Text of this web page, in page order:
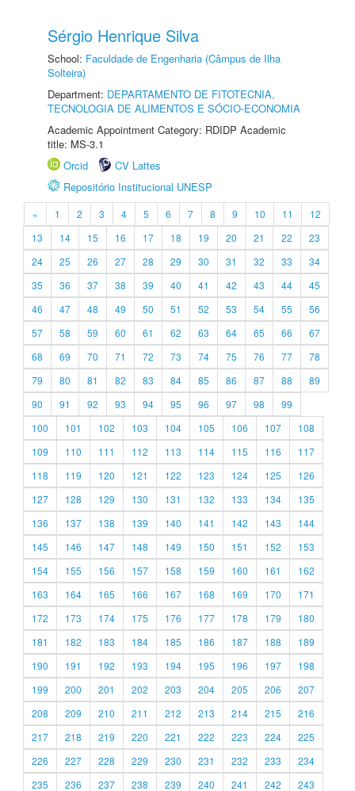
Sérgio Henrique Silva
School: Faculdade de Engenharia (Câmpus de Ilha
Solteira)
Department: DEPARTAMENTO DE FITOTECNIA,
TECNOLOGIA DE ALIMENTOS E SÓCIO-ECONOMIA
Academic Appointment Category: RDIDP Academic
title: MS-3.1
Orcid
CV Lattes
Repositório Institucional UNESP
« 1 2 3 4 5 6 7 8 9 10 11
12
13
14 15 16 17 18 19 20 21 22
23
24
25 26 27 28 29 30 31 32 33
34
35
36 37 38 39 40 41 42 43 44
45
46
47 48 49 50 51 52 53 54 55
56
57
58 59 60 61 62 63 64 65 66
67
68
69 70 71 72 73 74 75 76 77
78
79
80 81 82 83 84 85 86 87 88
89
90
91 92 93 94 95 96 97 98
99
100
101 102 103 104 105 106 107
108
109
110 111 112 113 114 115 116
117
118
119 120 121 122 123 124 125
126
127
128 129 130 131 132 133 134
135
136
137 138 139 140 141 142 143
144
145
146 147 148 149 150 151 152
153
154
155 156 157 158 159 160 161
162
163
164 165 166 167 168 169 170
171
172
173 174 175 176 177 178 179
180
181
182 183 184 185 186 187 188
189
190
191 192 193 194 195 196 197
198
199
200 201 202 203 204 205 206
207
208
209 210 211 212 213 214 215
216
217
218 219 220 221 222 223 224
225
226
227 228 229 230 231 232 233
234
235
236 237 238 239 240 241 242 243